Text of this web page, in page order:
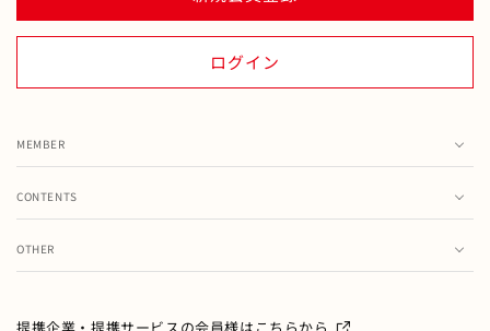
ログイン
MEMBER
注文履歴
メールマガジン
CONTENTS
て
OTHER
ご利用ガイド
提携企業・提携サービスの会員様はこちらから